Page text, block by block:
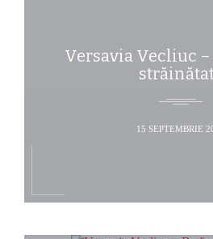
Versavia Vecliuc
15 SEPTEMBRIE